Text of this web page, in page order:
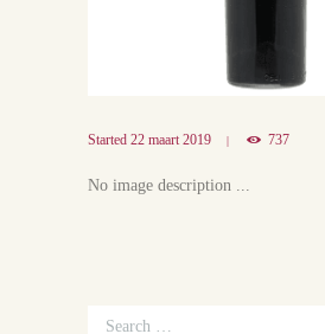
Started 22 maart 2019 737
No image description ...